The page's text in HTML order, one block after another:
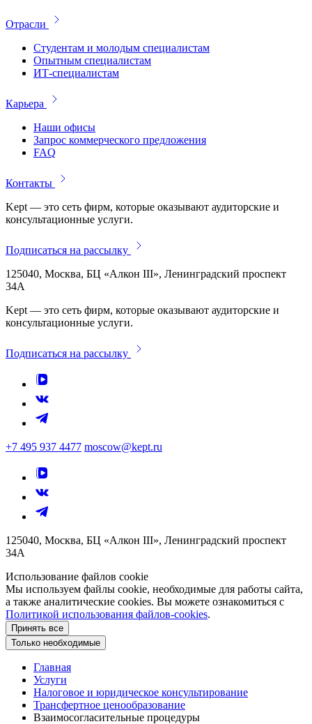
Отрасли
Студентам и молодым специалистам
Опытным специалистам
ИТ-специалистам
Карьера
Наши офисы
Запрос коммерческого предложения
FAQ
Контакты
Kept — это сеть фирм, которые оказывают аудиторские и
консультационные услуги.
Подписаться на рассылку
125040, Москва, БЦ «Алкон III», Ленинградский проспект
34А
Kept — это сеть фирм, которые оказывают аудиторские и
консультационные услуги.
Подписаться на рассылку
+7 495 937 4477 moscow@kept.ru
125040, Москва, БЦ «Алкон III», Ленинградский проспект
34А
Использование файлов cookie
Мы используем файлы cookie, необходимые для работы сайта,
а также аналитические cookies. Вы можете ознакомиться с
Политикой использования файлов-cookies.
Принять все
Только необходимые
Главная
Услуги
Налоговое и юридическое консультирование
Трансфертное ценообразование
Взаимосогласительные процедуры